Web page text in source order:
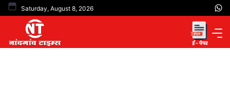
Skip
content
Saturday, August 8, 2026